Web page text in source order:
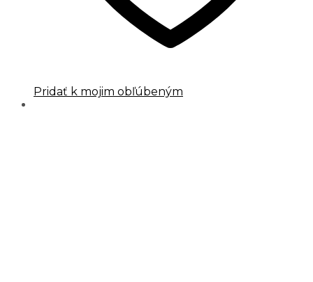
Pridať k mojim obľúbeným